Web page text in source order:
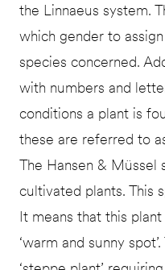
the Linnaeus system.
which gender to
species concerned.
with numbers and
conditions a plant is
these are referred to
The Hansen & Müssel
cultivated plants. This
It means that this plant
‘warm and sunny